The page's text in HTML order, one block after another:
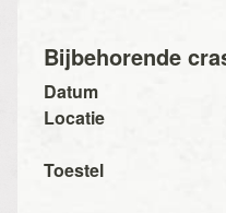
Bijbehorende
Datum
Locatie
Toestel